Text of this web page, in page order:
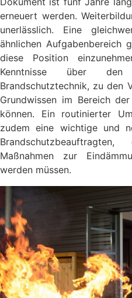
erneuert werden.
unerlässlich. Eine
ähnlichen Aufgabenbereich
diese Position
Kenntnisse über
Brandschutztechnik, zu den
Grundwissen im Bereich
können. Ein routinierter
zudem eine wichtige und
Maßnahmen zur
werden müssen.